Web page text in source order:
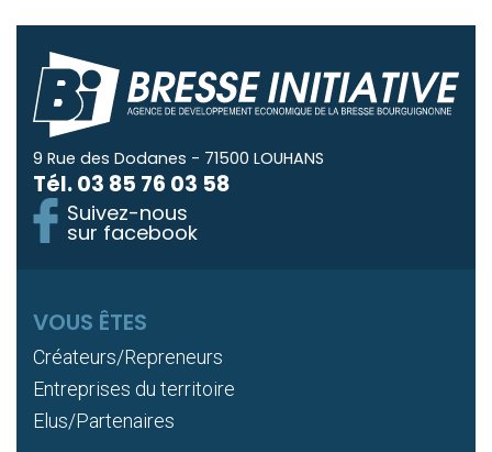
9 Rue des Dodanes - 71500 LOUHANS
Tél.03 85 76 03 58
Suivez-nous
sur facebook
VOUS ÊTES
Créateurs/Repreneurs
Entreprises du territoire
Elus/Partenaires